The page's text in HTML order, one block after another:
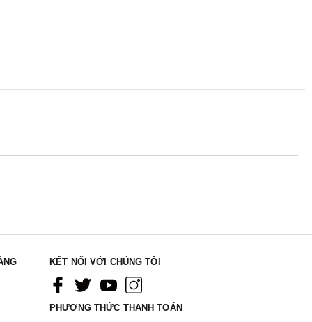
KẾT NỐI VỚI CHÚNG TÔI
PHƯƠNG THỨC THANH TOÁN